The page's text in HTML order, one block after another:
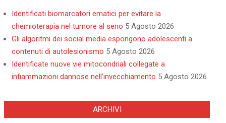
Identificati biomarcatori ematici per evitare la
chemioterapia nel tumore al seno 5 Agosto 2026
Gli algoritmi dei social media espongono adolescenti a
contenuti di autolesionismo 5 Agosto 2026
Identificate nuove vie mitocondriali collegate a
infiammazioni dannose nell’invecchiamento 5 Agosto 2026
ARCHIVI